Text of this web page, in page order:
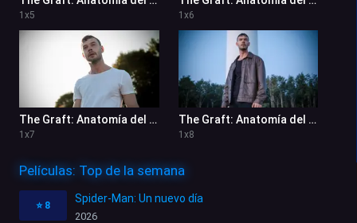
1 x5 1 x6
The Graft: Anatomía del Caos 1x7
1 x7
The Graft: Anatomía del Caos 1x8
1 x8
Películas: Top de la semana
⭐ 8
Spider-Man: Un nuevo día
2026